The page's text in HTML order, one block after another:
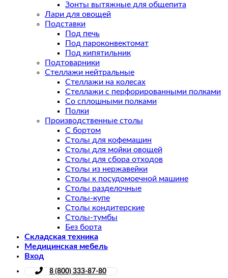
Зонты вытяжные для общепита
Лари для овощей
Подставки
Под печь
Под пароконвектомат
Под кипятильник
Подтоварники
Стеллажи нейтральные
Стеллажи на колесах
Стеллажи с перфорированными полками
Со сплошными полками
Полки
Производственные столы
С бортом
Столы для кофемашин
Столы для мойки овощей
Столы для сбора отходов
Столы из нержавейки
Столы к посудомоечной машине
Столы разделочные
Столы-купе
Столы кондитерские
Столы-тумбы
Без борта
Складская техника
Медицинская мебель
Вход
8 (800) 333-87-80